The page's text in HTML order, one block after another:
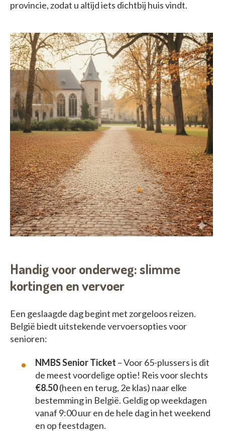
provincie, zodat u altijd iets dichtbij huis vindt.
Handig voor onderweg: slimme
kortingen en vervoer
Een geslaagde dag begint met zorgeloos reizen.
België biedt uitstekende vervoersopties voor
senioren:
NMBS Senior Ticket – Voor 65-plussers is dit
de meest voordelige optie! Reis voor slechts
€8.50(heen en terug, 2e klas) naar elke
bestemming in België. Geldig op weekdagen
vanaf 9:00 uur en de hele dag in het weekend
en op feestdagen.